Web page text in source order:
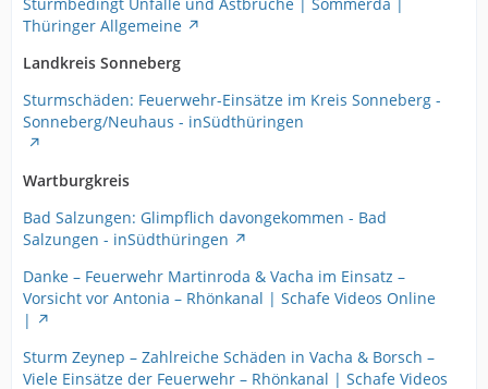
Thüringer Allgemeine
Landkreis Sonneberg
Sturmschäden: Feuerwehr-Einsätze im Kreis Sonneberg -
Sonneberg/Neuhaus - inSüdthüringen
Wartburgkreis
Bad Salzungen: Glimpflich davongekommen - Bad
Salzungen - inSüdthüringen
Danke – Feuerwehr Martinroda & Vacha im Einsatz –
Vorsicht vor Antonia – Rhönkanal | Schafe Videos Online
|
Sturm Zeynep – Zahlreiche Schäden in Vacha & Borsch –
Viele Einsätze der Feuerwehr – Rhönkanal | Schafe Videos